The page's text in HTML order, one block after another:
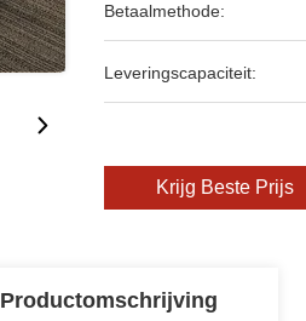
Betaalmethode:
Leveringscapaciteit:
Krijg Beste Prijs
Productomschrijving